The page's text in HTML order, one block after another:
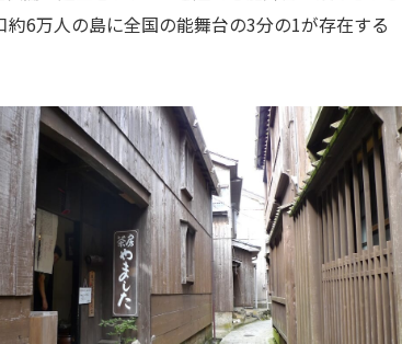
6万人の島に全国の能舞台の3分の1が存在する